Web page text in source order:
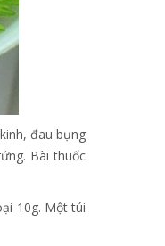
đau bụng
Bài thuốc
10g. Một túi